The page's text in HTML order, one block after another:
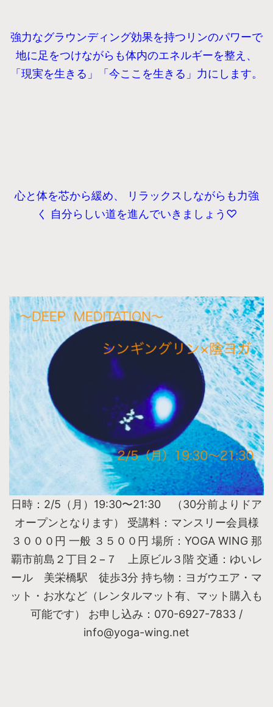
強力なグラウンディング効果を持つリンのパワーで
地に足をつけながらも体内のエネルギーを整え、
「現実を生きる」「今ここを生きる」力にします。
心と体を芯から緩め、 リラックスしながらも力強
く 自分らしい道を進んでいきましょう♡
日時：2/5（月）19:30〜21:30 （30分前よりドア
オープンとなります） 受講料：マンスリー会員様
３０００円 一般 ３５００円 場所：YOGA WING 那
覇市前島２丁目２−７ 上原ビル３階 交通：ゆいレ
ール 美栄橋駅 徒歩3分 持ち物：ヨガウエア・マ
ット・お水など（レンタルマット有、マット購入も
可能です） お申し込み：070-6927-7833 /
info@yoga-wing.net